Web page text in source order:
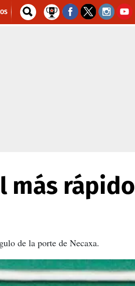
más rápido
de la porte de Necaxa.